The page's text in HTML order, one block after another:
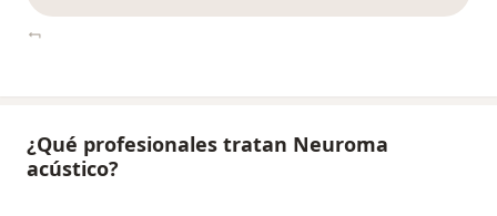
¿Qué profesionales tratan Neuroma
acústico?